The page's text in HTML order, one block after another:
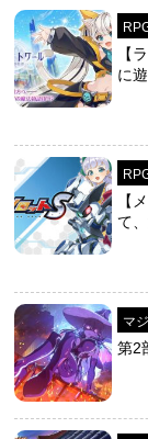
【
に
【
て
マ
第2